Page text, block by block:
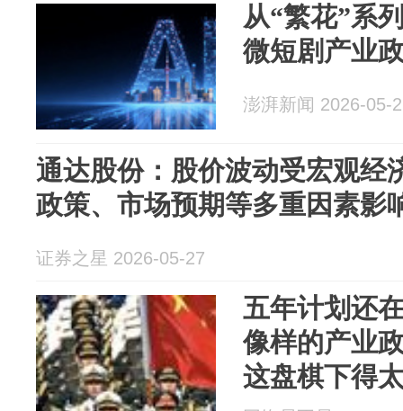
从“繁花”系
微短剧产业
澎湃新闻 2026-05-
通达股份：股价波动受宏观经
政策、市场预期等多重因素影
证券之星 2026-05-27
五年计划还
像样的产业
这盘棋下得